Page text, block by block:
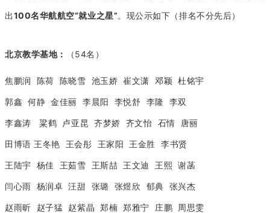
出100名华航航空“就业之星”。现公示如下（排名不分先后）
北京教学基地： （54名）
焦鹏润 陈荷 陈晓雪 池玉娇 崔文潇 邓颖 杜铭宇
郭鑫 何静 金佳丽 李晨阳 李悦舒 李隆 李双
李鑫涛 粱鹤 卢亚昆 齐梦娇 齐文怡 石情 唐丽
田博语 王冬艳 王会彤 王家阳 王金胜 李书贤
王陆宇 杨佳 王茹雪 王斯喆 王文迪 王熙 谢菡
闫心雨 杨润卓 汪甜 张璐 张煜欣 郁典 张兴杰
赵雨昕 赵子猛 赵紫晶 郑楠 郑雅宁 庄鹏 周思雯